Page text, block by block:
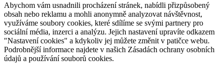
Abychom vám usnadnili procházení stránek, nabídli přizpůsobený
obsah nebo reklamu a mohli anonymně analyzovat návštěvnost,
využíváme soubory cookies, které sdílíme se svými partnery pro
sociální média, inzerci a analýzu. Jejich nastavení upravíte odkazem
"Nastavení cookies" a kdykoliv jej můžete změnit v patičce webu.
Podrobnější informace najdete v našich Zásadách ochrany osobních
údajů a používání souborů cookies.